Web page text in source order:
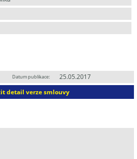
Datum publikace:
25.05.2017
detail verze smlouvy